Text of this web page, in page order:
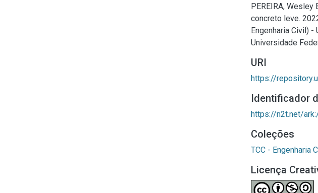
PEREIRA,
concreto leve.
Engenharia Civil)
Universidade
URI
https://
Identificador
https://n2t.net/
Coleções
TCC - Engenharia
Licença